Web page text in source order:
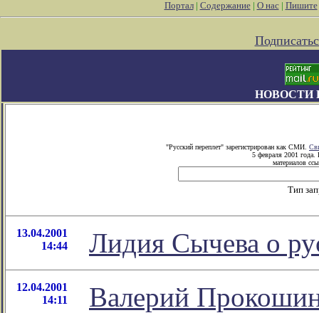
Портал| Содержание| О нас| Пишите
НОВОСТИ
"Русский переплет" зарегистрирован как СМИ.
5 февраля 2001 года.
материалов
Тип
13.04.2001
14:44
Лидия Сычева о
12.04.2001
14:11
Валерий